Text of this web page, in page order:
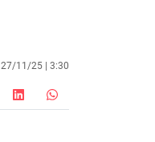
27/11/25 | 3:30